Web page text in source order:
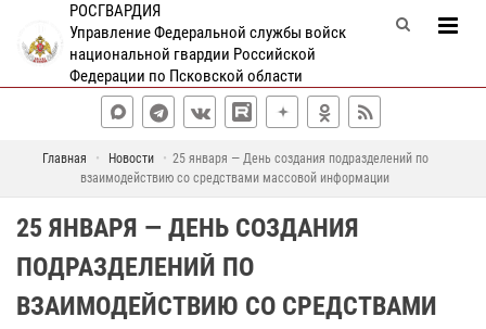
РОСГВАРДИЯ
Управление Федеральной службы войск
национальной гвардии Российской
Федерации по Псковской области
Главная Новости
25 января — День создания подразделений по
взаимодействию со средствами массовой информации
25 ЯНВАРЯ — ДЕНЬ СОЗДАНИЯ
ПОДРАЗДЕЛЕНИЙ ПО
ВЗАИМОДЕЙСТВИЮ СО СРЕДСТВАМИ